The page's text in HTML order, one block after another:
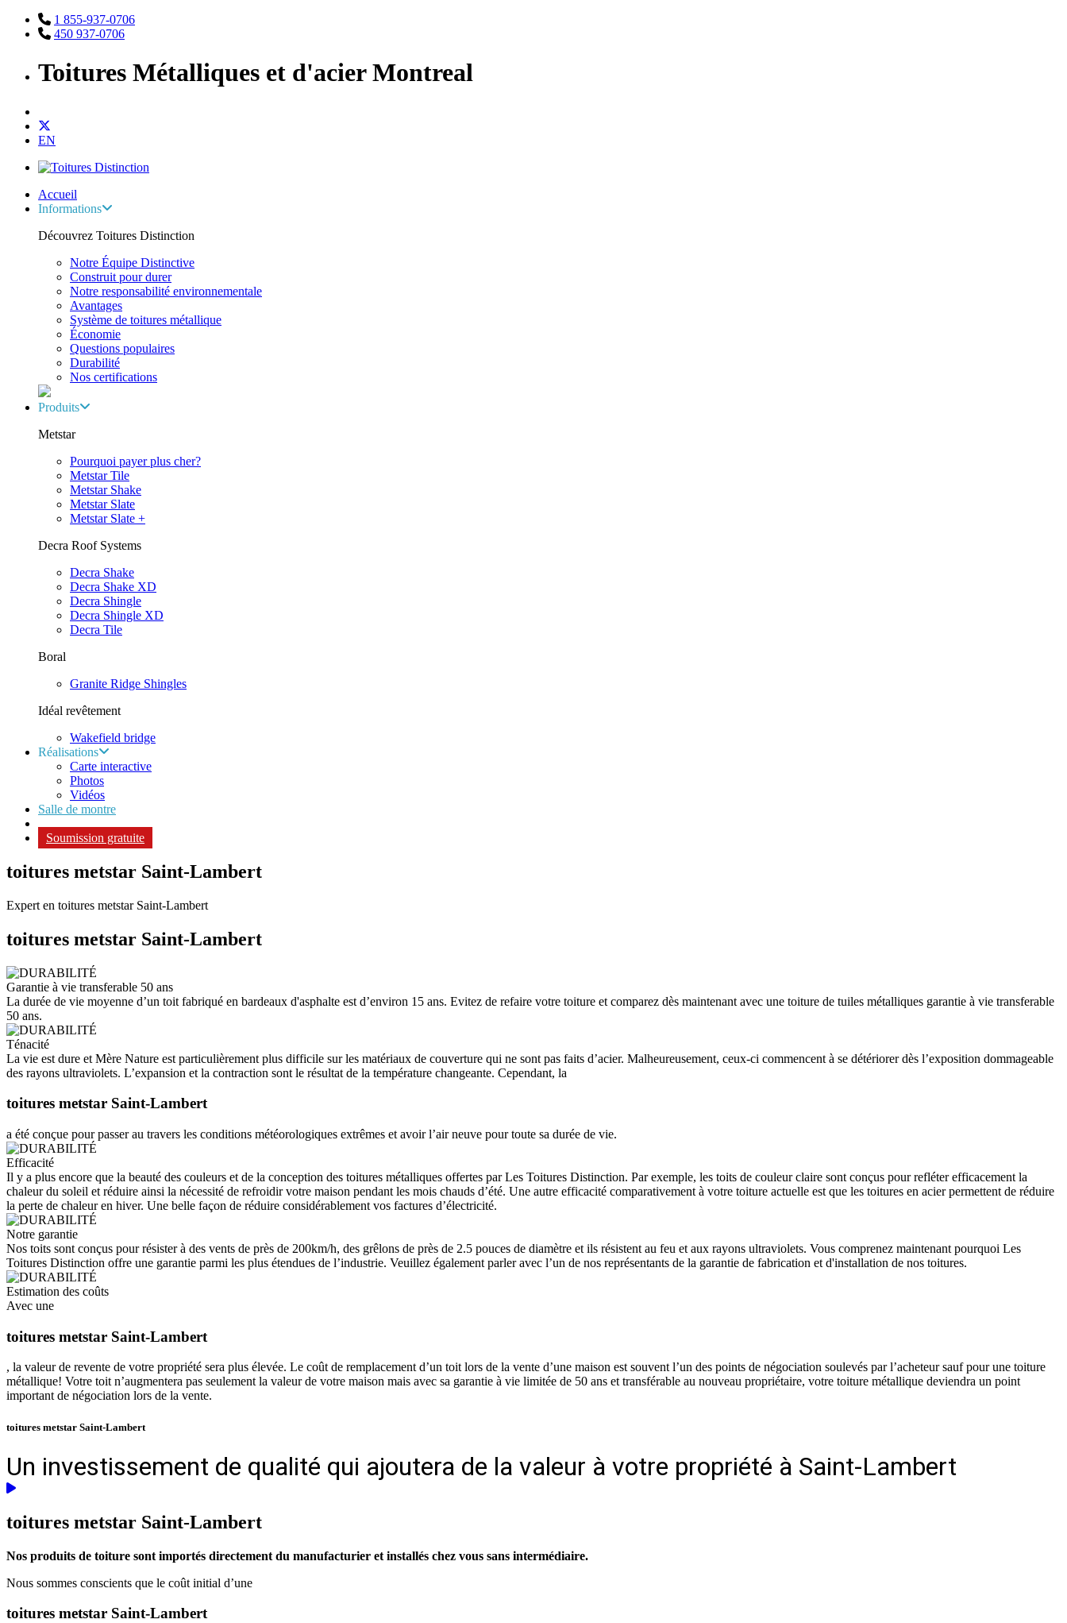
1 855-937-0706
450 937-0706
Toitures Métalliques et d'acier Montreal
EN
Accueil
Informations
Découvrez Toitures Distinction
Notre Équipe Distinctive
Construit pour durer
Notre responsabilité environnementale
Avantages
Système de toitures métallique
Économie
Questions populaires
Durabilité
Nos certifications
Produits
Metstar
Pourquoi payer plus cher?
Metstar Tile
Metstar Shake
Metstar Slate
Metstar Slate +
Decra Roof Systems
Decra Shake
Decra Shake XD
Decra Shingle
Decra Shingle XD
Decra Tile
Boral
Granite Ridge Shingles
Idéal revêtement
Wakefield bridge
Réalisations
Carte interactive
Photos
Vidéos
Salle de montre
Soumission gratuite
toitures metstar Saint-Lambert
Expert en toitures metstar Saint-Lambert
toitures metstar Saint-Lambert
Garantie à vie transferable 50 ans
La durée de vie moyenne d’un toit fabriqué en bardeaux d'asphalte est d’environ 15 ans. Evitez de refaire votre toiture et comparez dès maintenant avec une toiture de tuiles métalliques garantie à vie transferable
50 ans.
Ténacité
La vie est dure et Mère Nature est particulièrement plus difficile sur les matériaux de couverture qui ne sont pas faits d’acier. Malheureusement, ceux-ci commencent à se détériorer dès l’exposition dommageable
des rayons ultraviolets. L’expansion et la contraction sont le résultat de la température changeante. Cependant, la
toitures metstar Saint-Lambert
a été conçue pour passer au travers les conditions météorologiques extrêmes et avoir l’air neuve pour toute sa durée de vie.
Efficacité
Il y a plus encore que la beauté des couleurs et de la conception des toitures métalliques offertes par Les Toitures Distinction. Par exemple, les toits de couleur claire sont conçus pour refléter efficacement la
chaleur du soleil et réduire ainsi la nécessité de refroidir votre maison pendant les mois chauds d’été. Une autre efficacité comparativement à votre toiture actuelle est que les toitures en acier permettent de réduire
la perte de chaleur en hiver. Une belle façon de réduire considérablement vos factures d’électricité.
Notre garantie
Nos toits sont conçus pour résister à des vents de près de 200km/h, des grêlons de près de 2.5 pouces de diamètre et ils résistent au feu et aux rayons ultraviolets. Vous comprenez maintenant pourquoi Les
Toitures Distinction offre une garantie parmi les plus étendues de l’industrie. Veuillez également parler avec l’un de nos représentants de la garantie de fabrication et d'installation de nos toitures.
Estimation des coûts
Avec une
toitures metstar Saint-Lambert
, la valeur de revente de votre propriété sera plus élevée. Le coût de remplacement d’un toit lors de la vente d’une maison est souvent l’un des points de négociation soulevés par l’acheteur sauf pour une toiture
métallique! Votre toit n’augmentera pas seulement la valeur de votre maison mais avec sa garantie à vie limitée de 50 ans et transférable au nouveau propriétaire, votre toiture métallique deviendra un point
important de négociation lors de la vente.
toitures metstar Saint-Lambert
Un investissement de qualité qui ajoutera de la valeur à votre propriété à Saint-Lambert
toitures metstar Saint-Lambert
Nos produits de toiture sont importés directement du manufacturier et installés chez vous sans intermédiaire.
Nous sommes conscients que le coût initial d’une
toitures metstar Saint-Lambert